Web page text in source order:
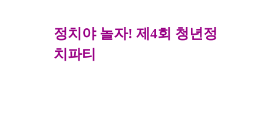
정치야 놀자! 제4회 청년정
치파티